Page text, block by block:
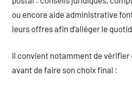
ou encore aide administrative
leurs offres afin d’alléger le
Il convient notamment de
avant de faire son choix final :